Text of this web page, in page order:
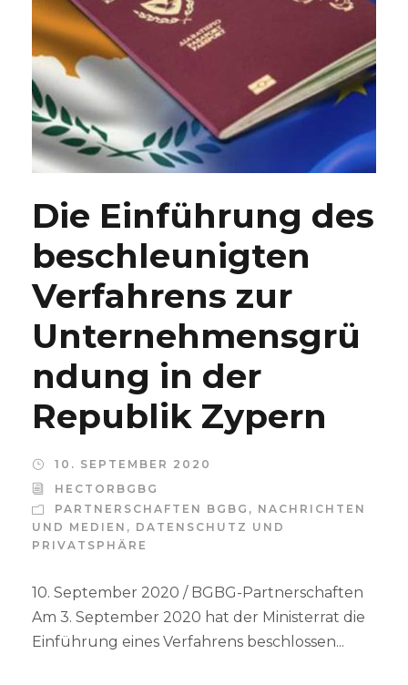
Die Einführung des
beschleunigten
Verfahrens zur
Unternehmensgrü
ndung in der
Republik Zypern
10. SEPTEMBER 2020
HECTORBGBG
PARTNERSCHAFTEN BGBG , NACHRICHTEN
UND MEDIEN , DATENSCHUTZ UND
PRIVATSPHÄRE
10. September 2020 / BGBG-Partnerschaften
Am 3. September 2020 hat der Ministerrat die
Einführung eines Verfahrens beschlossen...